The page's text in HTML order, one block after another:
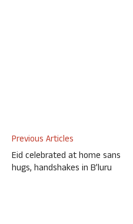
Previous Articles
Eid celebrated at home sans
hugs, handshakes in B’luru